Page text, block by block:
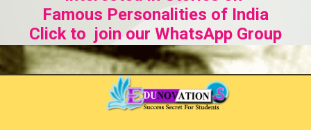
Famous Personalities of India
Click to join our WhatsApp Group